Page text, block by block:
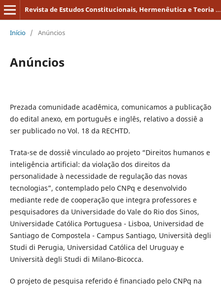
Revista de Estudos Constitucionais, Hermenêutica e Teoria do Direito
Início / Anúncios
Anúncios
Prezada comunidade acadêmica, comunicamos a publicação
do edital anexo, em português e inglês, relativo a dossiê a
ser publicado no Vol. 18 da RECHTD.
Trata-se de dossiê vinculado ao projeto “Direitos humanos e
inteligência artificial: da violação dos direitos da
personalidade à necessidade de regulação das novas
tecnologias”, contemplado pelo CNPq e desenvolvido
mediante rede de cooperação que integra professores e
pesquisadores da Universidade do Vale do Rio dos Sinos,
Universidade Católica Portuguesa - Lisboa, Universidad de
Santiago de Compostela - Campus Santiago, Università degli
Studi di Perugia, Universidad Católica del Uruguay e
Università degli Studi di Milano-Bicocca.
O projeto de pesquisa referido é financiado pelo CNPq na